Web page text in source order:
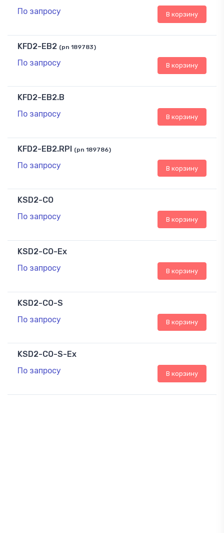
По запросу
В корзину
KFD2-EB2 (pn 189783)
По запросу В корзину
KFD2-EB2.B
По запросу
В корзину
KFD2-EB2.RPI (pn 189786)
По запросу В корзину
KSD2-CO
По запросу
В корзину
KSD2-CO-Ex
По запросу
В корзину
KSD2-CO-S
По запросу
В корзину
KSD2-CO-S-Ex
По запросу
В корзину